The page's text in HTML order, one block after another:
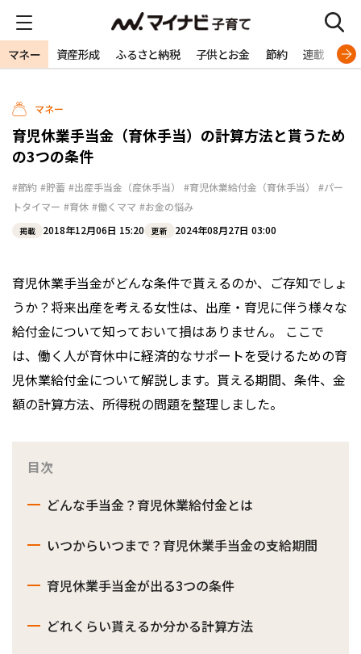
マネー 資産形成 ふるさと納税 子供とお金 節約 連載 特
マネー
育児休業手当金（育休手当）の計算方法と貰うため
の3つの条件
#節約 #貯蓄 #出産手当金（産休手当） #育児休業給付金（育休手当）
#パー
トタイマー #育休 #働くママ #お金の悩み
掲載 2018年12月06日 15:20 更新 2024年08月27日 03:00
育児休業手当金がどんな条件で貰えるのか、ご存知でしょ
うか？将来出産を考える女性は、出産・育児に伴う様々な
給付金について知っておいて損はありません。 ここで
は、働く人が育休中に経済的なサポートを受けるための育
児休業給付金について解説します。貰える期間、条件、金
額の計算方法、所得税の問題を整理しました。
目次
どんな手当金？育児休業給付金とは
いつからいつまで？育児休業手当金の支給期間
育児休業手当金が出る3つの条件
どれくらい貰えるか分かる計算方法